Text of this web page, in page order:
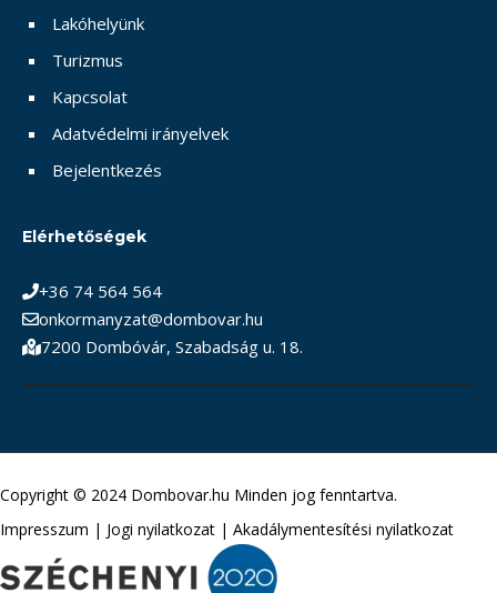
Lakóhelyünk
Turizmus
Kapcsolat
Adatvédelmi irányelvek
Bejelentkezés
Elérhetőségek
+36 74 564 564
onkormanyzat@dombovar.hu
7200 Dombóvár, Szabadság u. 18.
Copyright © 2024 Dombovar.hu Minden jog fenntartva.
Impresszum | Jogi nyilatkozat | Akadálymentesítési nyilatkozat